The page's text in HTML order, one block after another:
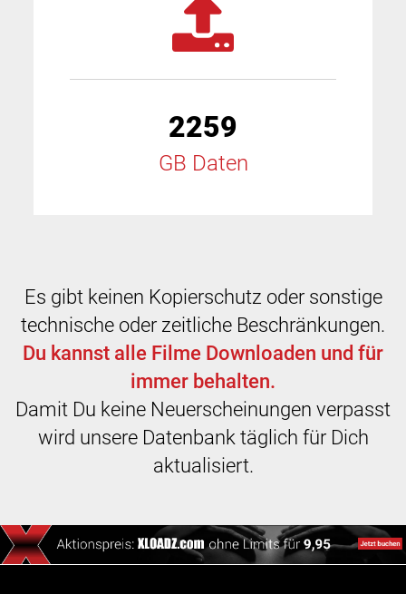
2259
GB Daten
Es gibt keinen Kopierschutz oder sonstige
technische oder zeitliche Beschränkungen.
Du kannst alle Filme Downloaden und für
immer behalten.
Damit Du keine Neuerscheinungen verpasst
wird unsere Datenbank täglich für Dich
aktualisiert.